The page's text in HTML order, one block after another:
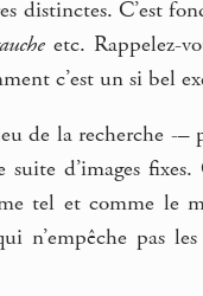
distinctes. C’est
etc. Rappelez-
c’est un si bel
de la recherche -
suite d’images
tel et comme le
n’empêche pas